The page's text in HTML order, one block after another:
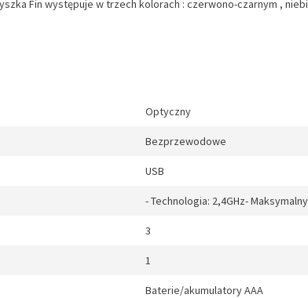
Fin występuje w trzech kolorach : czerwono-czarnym ,
Optyczny
Bezprzewodowe
USB
- Technologia: 2,4GHz-
3
1
Baterie/akumulatory AAA